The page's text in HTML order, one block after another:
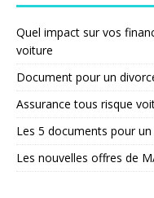
Quel impact sur vos
voiture
Document pour un
Assurance tous risque
Les 5 documents pour
Les nouvelles offres de